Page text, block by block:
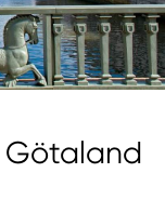
Götaland